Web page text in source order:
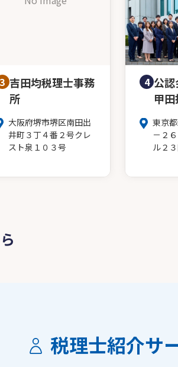
3 吉田均税理士事務
所
大阪府堺市堺区南田出
井町３丁４番２号クレ
スト泉１０３号
4 公
甲
東京
－２
ル２
税理士紹介サ